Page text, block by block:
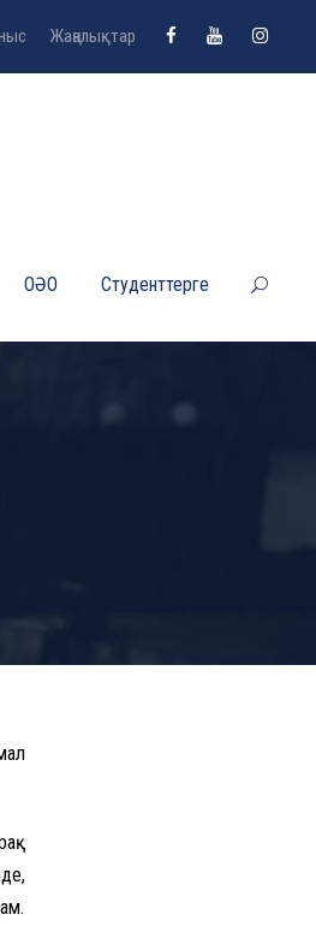
Жаңалықтар
ОӘО Студенттерге